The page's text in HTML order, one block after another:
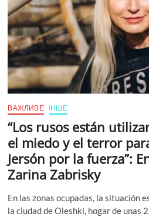
guerra
contra
Ucrania
desde
España
ВАЖЛИВЕ ІНШЕ
“Los rusos están
el miedo y el terror
Jersón por la fuerza”:
Zarina Zabrisky
En las zonas ocupadas, la situación
la ciudad de Oleshki, hogar de unas